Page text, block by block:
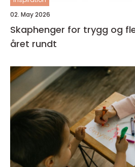
02. May 2026
Skaphenger for trygg og
året rundt